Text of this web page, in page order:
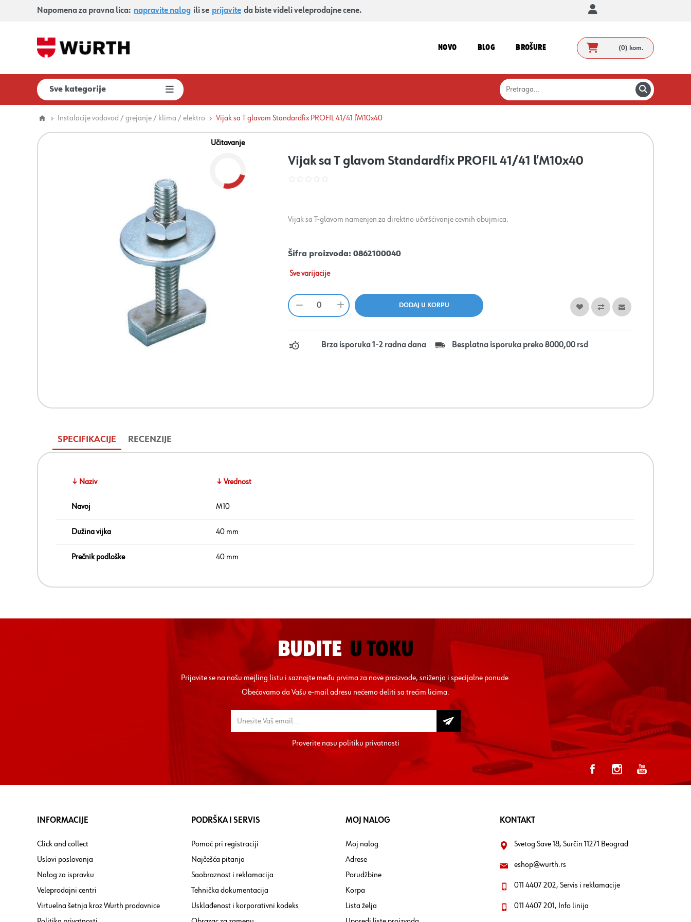
Napomena za pravna lica: napravite nalog ili se prijavite da biste videli veleprodajne cene.
NOVO BLOG BROŠURE (0) kom.
Sve kategorije
Instalacije vodovod / grejanje / klima / elektro Vijak sa T glavom Standardfix PROFIL 41/41 ľM10x40
Učitavanje
Vijak sa T glavom Standardfix PROFIL 41/41 ľM10x40
Vijak sa T-glavom namenjen za direktno učvršćivanje cevnih obujmica.
Šifra proizvoda: 0862100040
Sve varijacije
Brza isporuka 1-2 radna dana Besplatna isporuka preko 8000,00 rsd
SPECIFIKACIJE RECENZIJE
↓ Naziv ↓ Vrednost
Navoj M10
Dužina vijka 40 mm
Prečnik podloške 40 mm
BUDITE U TOKU
Prijavite se na našu mejling listu i saznajte među prvima za nove proizvode, sniženja i specijalne ponude.
Obećavamo da Vašu e-mail adresu nećemo deliti sa trećim licima.
Proverite nasupolitiku privatnosti
INFORMACIJE
Click and collect
Uslovi poslovanja
Nalog za ispravku
Veleprodajni centri
Virtuelna šetnja kroz Wurth prodavnice
PODRŠKA I SERVIS
Pomoć pri registraciji
Najčešća pitanja
Saobraznost i reklamacija
Tehnička dokumentacija
Usklađenost i korporativni kodeks
MOJ NALOG
Moj nalog
Adrese
Porudžbine
Korpa
Lista želja
KONTAKT
Svetog Save 18, Surčin 11271 Beograd
eshop@wurth.rs
011 4407 202, Servis i reklamacije
011 4407 201, Info linija